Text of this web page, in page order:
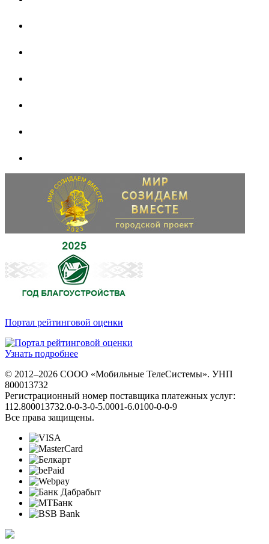
Портал рейтинговой оценки
Узнать подробнее
© 2012–2026 СООО «Мобильные ТелеСистемы». УНП
800013732
Регистрационный номер поставщика платежных услуг:
112.800013732.0-0-3-0-5.0001-6.0100-0-0-9
Все права защищены.